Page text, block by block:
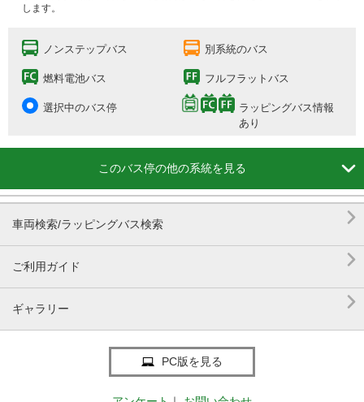
します。
ノンステップバス 別系統のバス
燃料電池バス フルフラットバス
選択中のバス停
ラッピングバス情報
あり
このバス停の他の系統を見る 
車両検索/ラッピングバス検索 
ご利用ガイド 
ギャラリー 
PC版を見る